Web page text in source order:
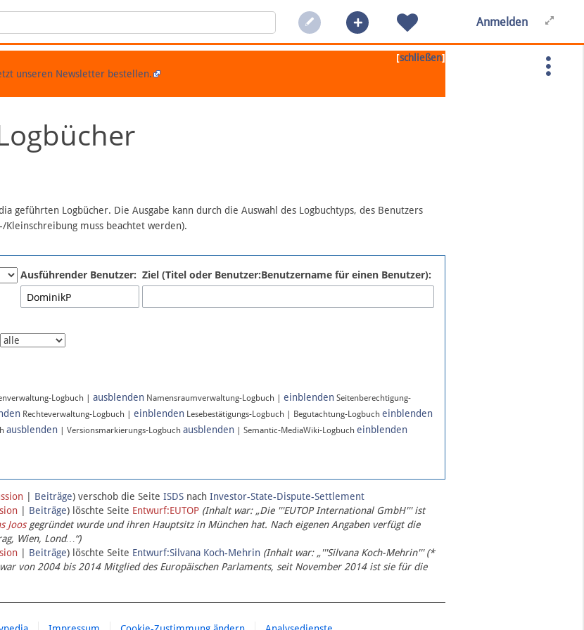
Anmelden
[schließen]
unseren Newsletter bestellen.
geführten Logbücher. Die Ausgabe kann durch die Auswahl des Logbuchtyps, des Benutzers
muss beachtet werden).
Ausführender Benutzer: Ziel (Titel oder Benutzer:Benutzername für einen Benutzer):
Logbuch | ausblenden Namensraumverwaltung-Logbuch | einblenden Seitenberechtigung-
Rechteverwaltung-Logbuch | einblenden Lesebestätigungs-Logbuch | Begutachtung-Logbuch einblenden
ausblenden | Versionsmarkierungs-Logbuch ausblenden | Semantic-MediaWiki-Logbuch einblenden
| Beiträge) verschob die Seite ISDS nach Investor-State-Dispute-Settlement
| Beiträge) löschte Seite Entwurf:EUTOP (Inhalt war: „Die '''EUTOP International GmbH''' ist
Joosgegründet wurde und ihren Hauptsitz in München hat. Nach eigenen Angaben verfügt die
Wien, Lond…“)
| Beiträge) löschte Seite Entwurf:Silvana Koch-Mehrin (Inhalt war: „'''Silvana Koch-Mehrin''' (*
von 2004 bis 2014 Mitglied des Europäischen Parlaments, seit November 2014 ist sie für die